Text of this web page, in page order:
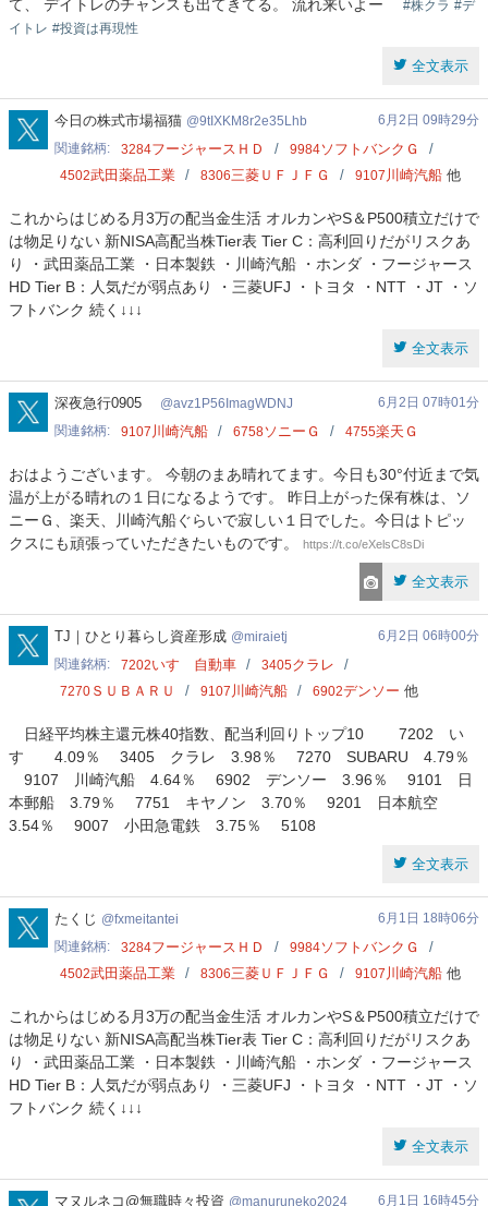
て、 デイトレのチャンスも出てきてる。 流れ来いよー #株クラ #デ
イトレ #投資は再現性
全文表示
9tIXKM8r2e35Lhb
今日の株式市場福猫 9tIXKM8r2e35Lhb
6月2日 09時29分
関連銘柄
3284フージャースＨＤ 9984ソフトバンクＧ
4502武田薬品工業 8306三菱ＵＦＪＦＧ 9107 川崎汽船 他
これからはじめる月3万の配当金生活 オルカンやS＆P500積立だけで
は物足りない 新NISA高配当株Tier表 Tier C：高利回りだがリスクあ
り ・武田薬品工業 ・日本製鉄 ・川崎汽船 ・ホンダ ・フージャース
HD Tier B：人気だが弱点あり ・三菱UFJ ・トヨタ ・NTT ・JT ・ソ
フトバンク 続く↓↓↓
全文表示
avz1P56ImagWDNJ
深夜急行0905 avz1P56ImagWDNJ
6月2日 07時01分
関連銘柄
9107 川崎汽船 6758ソニーＧ 4755楽天Ｇ
おはようございます。 今朝のまあ晴れてます。今日も30°付近まで気
温が上がる晴れの１日になるようです。 昨日上がった保有株は、ソ
ニーＧ、楽天、川崎汽船ぐらいで寂しい１日でした。今日はトピッ
クスにも頑張っていただきたいものです。
https://t.co/eXelsC8sDi
全文表示
miraietj
TJ｜ひとり暮らし資産形成 miraietj
6月2日 06時00分
関連銘柄
7202いすゞ自動車 3405クラレ
7270 ＳＵＢＡＲＵ 9107 川崎汽船 6902デンソー 他
日経平均株主還元株40指数、配当利回りトップ10 7202 い
すゞ 4.09％ 3405 クラレ 3.98％ 7270 SUBARU 4.79％
9107 川崎汽船 4.64％ 6902 デンソー 3.96％ 9101 日
本郵船 3.79％ 7751 キヤノン 3.70％ 9201 日本航空
3.54％ 9007 小田急電鉄 3.75％ 5108
全文表示
fxmeitantei
たくじ fxmeitantei
6月1日 18時06分
関連銘柄
3284フージャースＨＤ 9984ソフトバンクＧ
4502武田薬品工業 8306三菱ＵＦＪＦＧ 9107 川崎汽船 他
これからはじめる月3万の配当金生活 オルカンやS＆P500積立だけで
は物足りない 新NISA高配当株Tier表 Tier C：高利回りだがリスクあ
り ・武田薬品工業 ・日本製鉄 ・川崎汽船 ・ホンダ ・フージャース
HD Tier B：人気だが弱点あり ・三菱UFJ ・トヨタ ・NTT ・JT ・ソ
フトバンク 続く↓↓↓
全文表示
manuruneko2024
マヌルネコ@無職時々投資 manuruneko2024 6月1日 16時45分